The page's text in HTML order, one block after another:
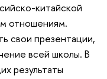
китайской
отношениям.
свои презентации,
всей школы. В
результаты